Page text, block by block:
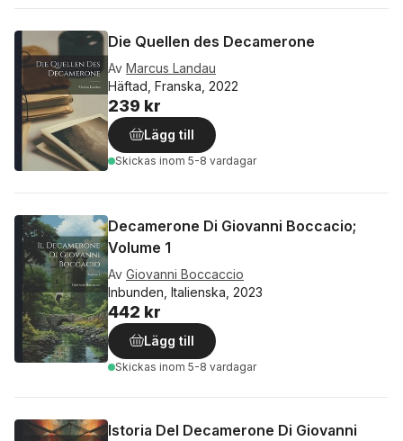
Die Quellen des Decamerone
Av Marcus Landau
Häftad, Franska, 2022
239 kr
Lägg till
Skickas inom 5-8 vardagar
Decamerone Di Giovanni Boccacio;
Volume 1
Av Giovanni Boccaccio
Inbunden, Italienska, 2023
442 kr
Lägg till
Skickas inom 5-8 vardagar
Istoria Del Decamerone Di Giovanni